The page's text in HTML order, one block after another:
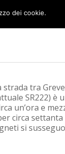
tra
SR222) è
un’ora e
circa
si
dei cookie.